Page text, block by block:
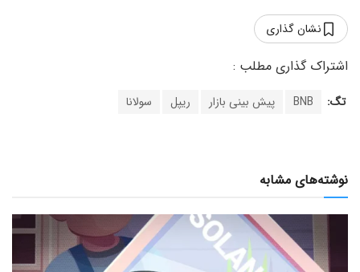
نشان گذاری
تگ: BNB پیش بینی بازار ریپل سولانا
نوشته‌های مشابه